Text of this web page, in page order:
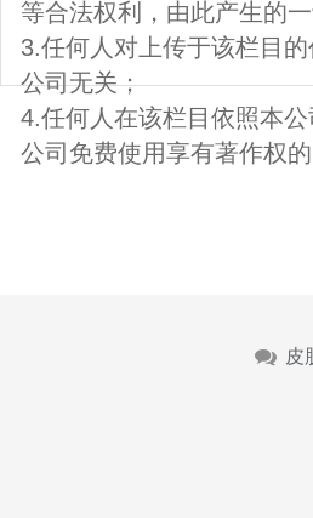
等合法权利，由此产生的
3.任何人对上传于该栏目
公司无关；
4.任何人在该栏目依照本
公司免费使用享有著作权
皮